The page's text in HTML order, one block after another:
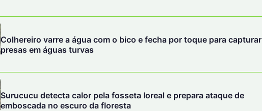
Colhereiro varre a água com o bico e fecha por toque para capturar
presas em águas turvas
Surucucu detecta calor pela fosseta loreal e prepara ataque de
emboscada no escuro da floresta